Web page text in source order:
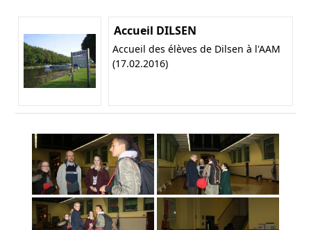
Accueil DILSEN
Accueil des élèves de Dilsen à l'AAM
(17.02.2016)